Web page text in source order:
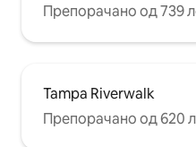
Препорачано од 739
Tampa Riverwalk
Препорачано од 620